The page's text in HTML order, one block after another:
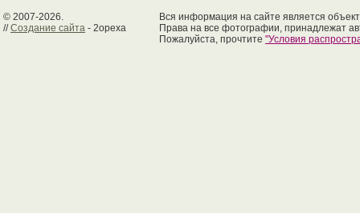
© 2007-2026.
//Создание сайта - 2opexa
Вся информация на сайте является
Права на все фотографии, принадлежат
Пожалуйста, прочтите "Условия